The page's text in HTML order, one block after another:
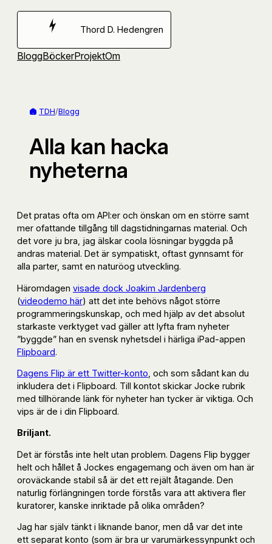
Hoppa
Thord D. Hedengren
BloggBöckerProjektOm
TDH/Blogg
Alla kan hacka
nyheterna
Det pratas ofta om API:er och önskan om en större samt
mer ofattande tillgång till dagstidningarnas material. Och
det vore ju bra, jag älskar coola lösningar byggda på
andras material. Det är sympatiskt, oftast gynnsamt för
alla parter, samt en naturöog utveckling.
Häromdagen visade dock Joakim Jardenberg
(videodemo här) att det inte behövs något större
programmeringskunskap, och med hjälp av det absolut
starkaste verktyget vad gäller att lyfta fram nyheter
”byggde” han en svensk nyhetsdel i härliga iPad-appen
Flipboard.
Dagens Flip är ett Twitter-konto , och som sådant kan du
inkludera det i Flipboard. Till kontot skickar Jocke rubrik
med tillhörande länk för nyheter han tycker är viktiga. Och
vips är de i din Flipboard.
Briljant.
Det är förstås inte helt utan problem. Dagens Flip bygger
helt och hållet å Jockes engagemang och även om han är
oroväckande stabil så är det ett rejält åtagande. Den
naturlig förlängningen torde förstås vara att aktivera fler
kuratorer, kanske inriktade på olika områden?
Jag har själv tänkt i liknande banor, men då var det inte
ett separat konto (som är bra ur varumärkessynpunkt och